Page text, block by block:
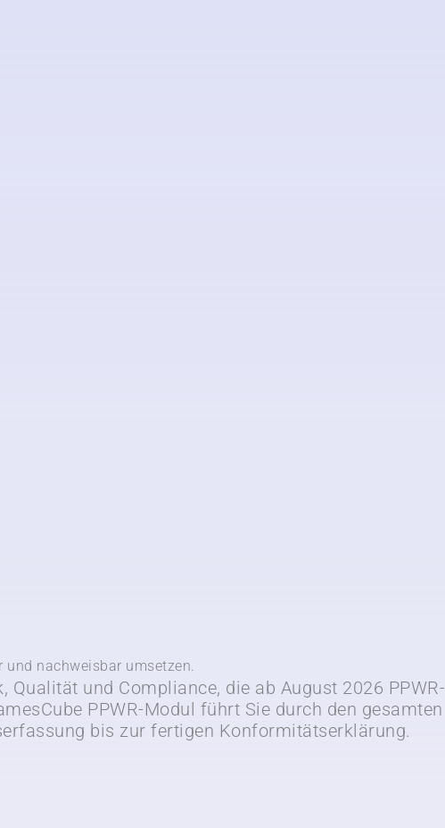
und nachweisbar umsetzen.
und Compliance, die ab August 2026 PPWR-
PPWR-Modul führt Sie durch den gesamten
bis zur fertigen Konformitätserklärung.